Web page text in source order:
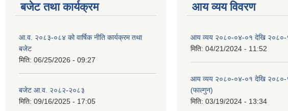
बजेट तथा कार्यक्रम
आ.व. २०८३-०८४ को वार्षिक नीति कार्यक्रम तथा
बजेट
मिति: 06/25/2026 - 09:27
बजेट आ.व. २०८२-२०८३
मिति: 09/16/2025 - 17:05
आय व्यय विवरण
आय व्यय २०८०-०४-०१ देखि
मिति: 04/21/2024 - 11:52
आय व्यय २०८०-०४-०१ देखि २०८०-
(फाल्गुन)
मिति: 03/19/2024 - 13:34